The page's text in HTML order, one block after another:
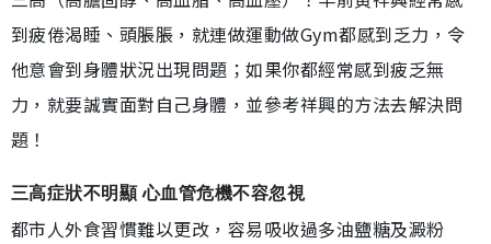
到疲倦渴睡、頭脹脹，就連做運動做Gym都感到乏力，令
他意會到身體狀況出現問題；如果你都經常感到疲乏無
力，就要誠實面對自己身體，並參考祥興的方法去解決問
題！
三高症狀不明顯 心血管危機不容忽視
都市人外食習慣難以更改，容易吸收過多油鹽糖及澱粉